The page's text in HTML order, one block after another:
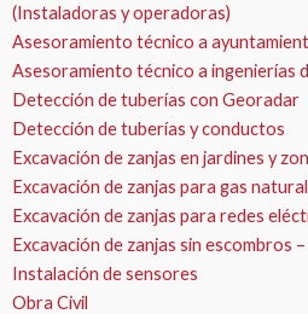
(Instaladoras y operadoras)
Asesoramiento técnico a
Asesoramiento técnico a ingenierías
Detección de tuberías con Georadar
Detección de tuberías y conductos
Excavación de zanjas en jardines y
Excavación de zanjas para gas natural
Excavación de zanjas para redes
Excavación de zanjas sin escombros
Instalación de sensores
Obra Civil